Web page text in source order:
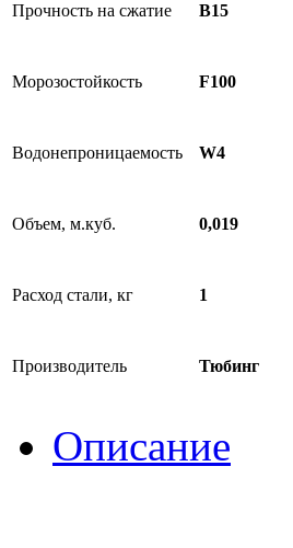
Прочность на сжатие B15
Морозостойкость F100
Водонепроницаемость W4
Объем, м.куб. 0,019
Расход стали, кг 1
Производитель Тюбинг
Описание